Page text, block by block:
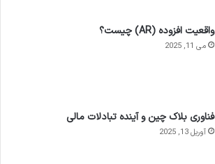
واقعیت افزوده (AR) چیست؟
می 11, 2025
فناوری بلاک چین و آینده تبادلات مالی
آوریل 13, 2025